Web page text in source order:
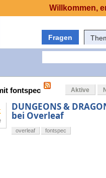
Fragen
fontspec Aktive
DUNGEONS &
bei Overleaf
overleaf fontspec
Willkommen,